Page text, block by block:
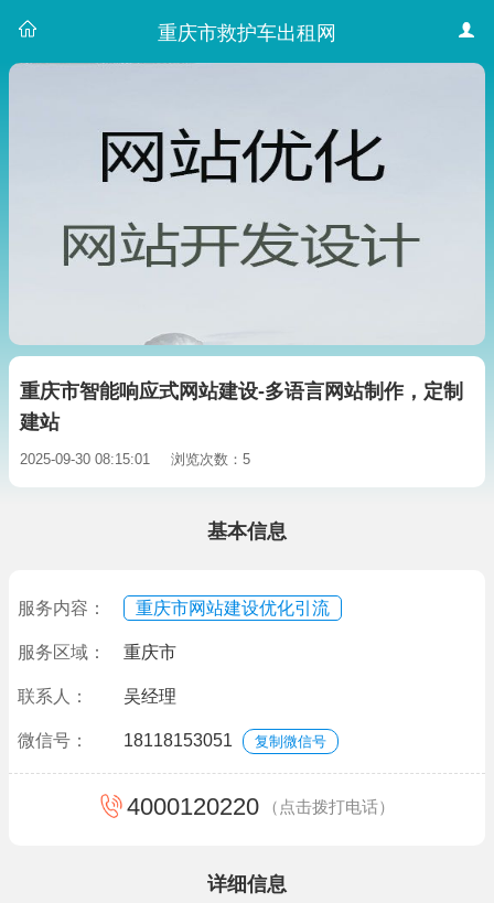
重庆市救护车出租网
重庆市智能响应式网站建设-多语言网站制作，定制
建站
2025-09-30 08:15:01 浏览次数：5
基本信息
服务内容： 重庆市网站建设优化引流
服务区域： 重庆市
联系人： 吴经理
微信号： 18118153051 复制微信号
4000120220 （点击拨打电话）
详细信息